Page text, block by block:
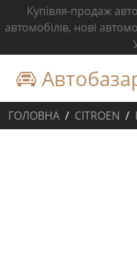
Купівля-продаж
автомобілів, нові
ГОЛОВНА CITROEN